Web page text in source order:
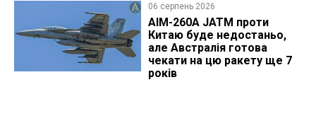
06 серпень 2026
AIM-260A JATM проти
Китаю буде недостаньо,
але Австралія готова
чекати на цю ракету ще 7
років